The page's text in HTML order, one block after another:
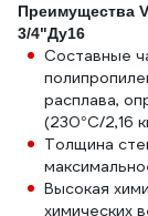
Преимущества
3/4"Ду16
Составные
расплава,
(230°С/2,16
Толщина
Высокая
химических